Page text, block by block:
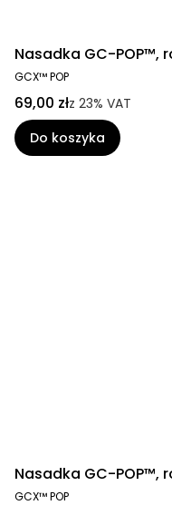
Nasadka GC-POP™,
GCX™ POP
69,00 złz 23% VAT
Do koszyka
Nasadka GC-POP™,
GCX™ POP